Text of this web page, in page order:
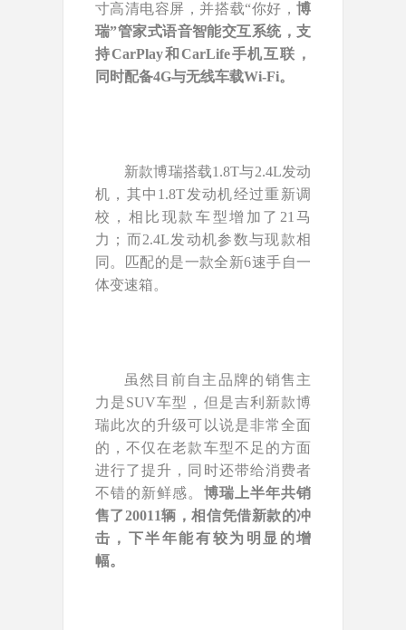
寸高清电容屏，并搭载“你好，博
瑞”管家式语音智能交互系统，支
持CarPlay和CarLife手机互联，
同时配备4G与无线车载Wi-Fi。
新款博瑞搭载1.8T与2.4L发动
机，其中1.8T发动机经过重新调
校，相比现款车型增加了21马
力；而2.4L发动机参数与现款相
同。匹配的是一款全新6速手自一
体变速箱。
虽然目前自主品牌的销售主
力是SUV车型，但是吉利新款博
瑞此次的升级可以说是非常全面
的，不仅在老款车型不足的方面
进行了提升，同时还带给消费者
不错的新鲜感。 博瑞上半年共销
售了20011辆，相信凭借新款的冲
击，下半年能有较为明显的增
幅。